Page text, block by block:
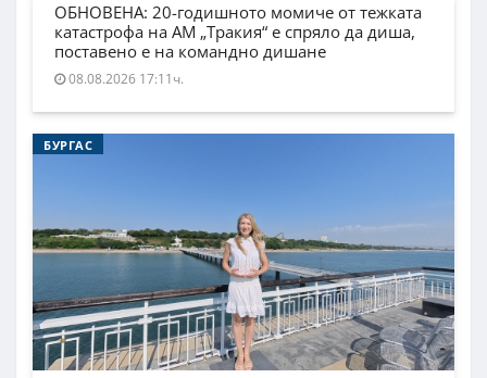
ОБНОВЕНА: 20-годишното момиче от тежката
катастрофа на АМ „Тракия“ е спряло да диша,
поставено е на командно дишане
08.08.2026 17:11ч.
БУРГАС